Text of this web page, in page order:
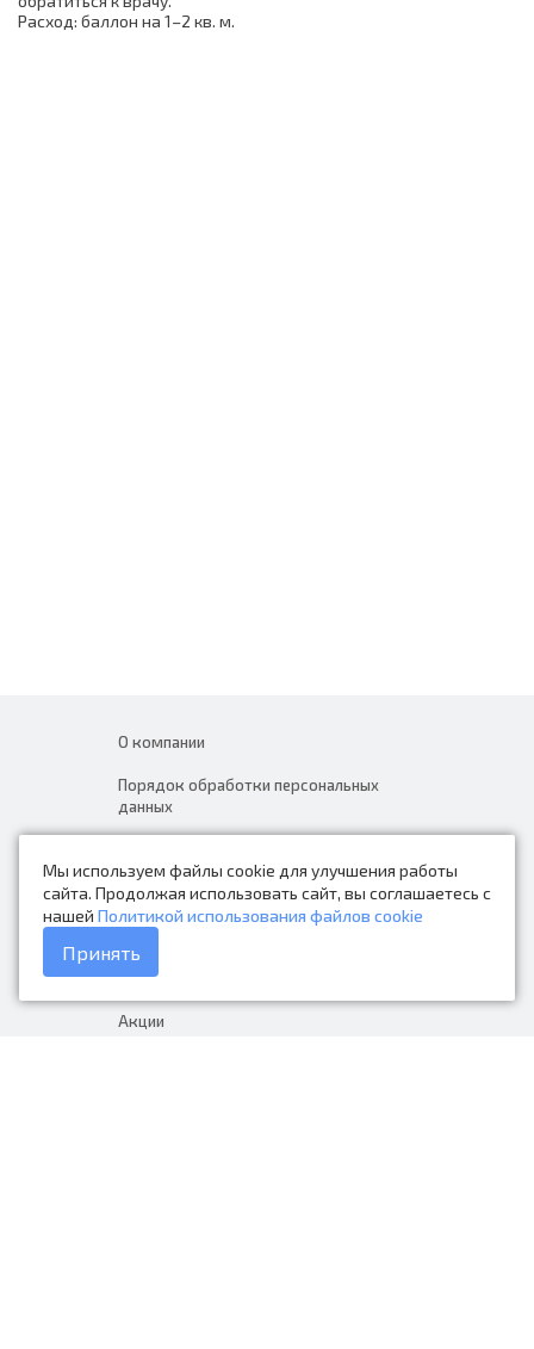
Мы используем файлы cookie для улучшения работы
сайта. Продолжая использовать сайт, вы соглашаетесь с
нашей Политикой использования файлов cookie
Принять
Расход: баллон на 1–2 кв. м.
О компании
Порядок обработки персональных
данных
Контакты
Каталог товаров
Доставка и оплата
Акции